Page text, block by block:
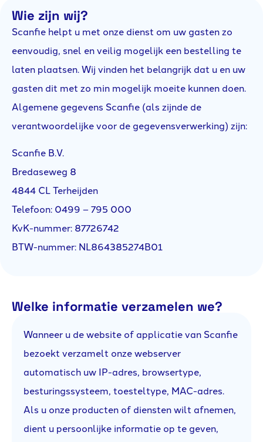
Wie zijn wij?
Scanfie helpt u met onze dienst om uw gasten zo
eenvoudig, snel en veilig mogelijk een bestelling te
laten plaatsen. Wij vinden het belangrijk dat u en uw
gasten dit met zo min mogelijk moeite kunnen doen.
Algemene gegevens Scanfie (als zijnde de
verantwoordelijke voor de gegevensverwerking) zijn:
Scanfie B.V.
Bredaseweg 8
4844 CL Terheijden
Telefoon: 0499 – 795 000
KvK-nummer: 87726742
BTW-nummer: NL864385274B01
Welke informatie verzamelen we?
Wanneer u de website of applicatie van Scanfie
bezoekt verzamelt onze webserver
automatisch uw IP-adres, browsertype,
besturingssysteem, toesteltype, MAC-adres.
Als u onze producten of diensten wilt afnemen,
dient u persoonlijke informatie op te geven,